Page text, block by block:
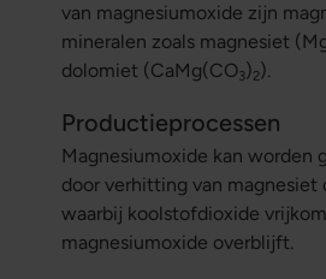
van magnesiumoxide zijn
mineralen zoals magnesiet
dolomiet (CaMg(CO3)2).
Productieprocessen
Magnesiumoxide kan worden
door verhitting van magnesiet
waarbij koolstofdioxide
magnesiumoxide overblijft.